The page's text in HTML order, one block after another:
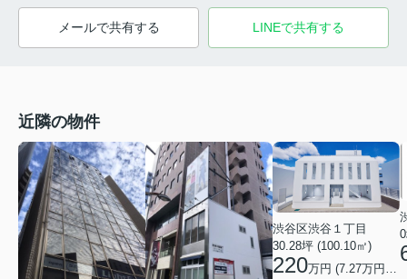
メールで共有する LINEで共有する
近隣の物件
渋谷区渋谷１丁目
30.28坪 (100.10㎡)
220万円 (7.27万円/坪)